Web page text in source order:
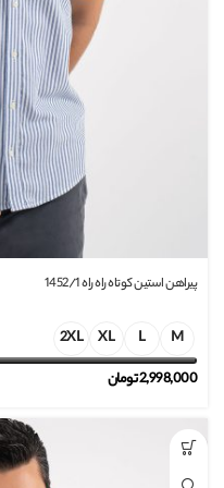
پیراهن استین کوتاه راه راه 1452/1
M
L
XL
2XL
2,998,000تومان